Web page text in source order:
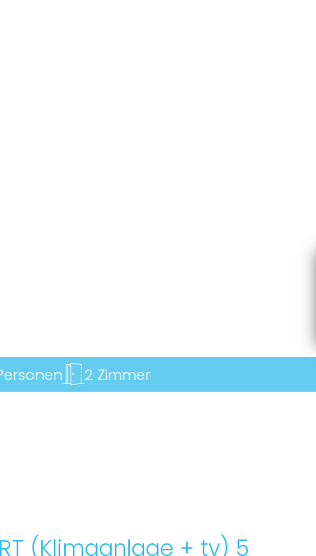
2 Zimmer
(Klimaanlage + tv) 5